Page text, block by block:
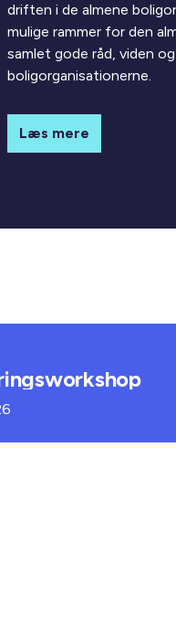
driften i de almene
mulige rammer for den
samlet gode råd, viden
boligorganisationerne.
Læs mere